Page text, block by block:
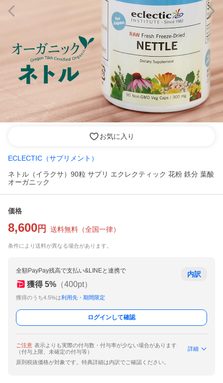
お気に入り
ECLECTIC（サプリメント）
ネトル（イラクサ）90粒 サプリ エクレクティック 花粉 鉄分 葉酸
オーガニック
価格
8,600 円 送料無料 （全国一律）
条件により送料が異なる場合があります。
全額PayPay残高で支払い&LINEと連携で
獲得 5% （400pt）
獲得のうち4.5%は利用先・期間限定
内訳
ログインして確認
ご注意 表示よりも実際の付与数・付与率が少ない場合があります
（付与上限、未確定の付与等）
詳細
原則税抜価格が対象です。特典詳細は内訳でご確認ください。